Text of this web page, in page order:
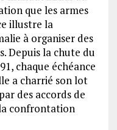
que les armes
illustre la
à organiser des
Depuis la chute du
chaque échéance
a charrié son lot
des accords de
confrontation